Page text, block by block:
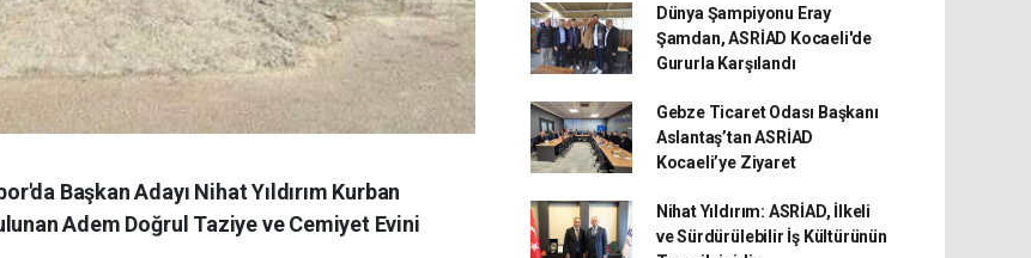
Başkan Adayı Nihat Yıldırım Kurban
Adem Doğrul Taziye ve Cemiyet Evini
Dünya Şampiyonu Eray
Şamdan, ASRİAD Kocaeli'de
Gururla Karşılandı
Gebze Ticaret Odası Başkanı
Aslantaş’tan ASRİAD
Kocaeli’ye Ziyaret
Nihat Yıldırım: ASRİAD, İlkeli
ve Sürdürülebilir İş Kültürünün